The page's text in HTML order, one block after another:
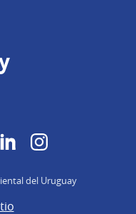
LinkedInInstagram
del Uruguay